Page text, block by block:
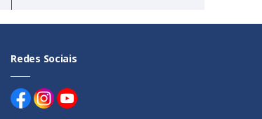
Redes Sociais